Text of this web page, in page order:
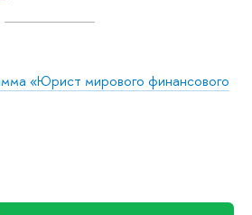
«Юрист мирового финансового